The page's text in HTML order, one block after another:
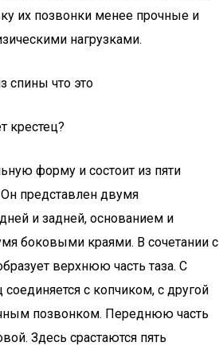
их позвонки менее прочные и
нагрузками.
крестец?
форму и состоит из пяти
представлен двумя
и задней, основанием и
боковыми краями. В сочетании с
верхнюю часть таза. С
с копчиком, с другой
позвонком. Переднюю часть
Здесь срастаются пять